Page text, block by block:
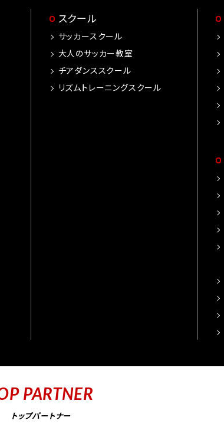
スクール
サッカースクール
大人のサッカー教室
チアダンススクール
リズムトレーニングスクール
PARTNER
トップパートナー